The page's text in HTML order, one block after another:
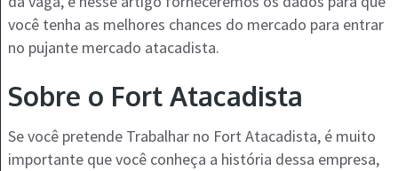
você tenha as melhores chances do mercado para entrar
no pujante mercado atacadista.
Sobre o Fort Atacadista
Se você pretende Trabalhar no Fort Atacadista, é muito
importante que você conheça a história dessa empresa,